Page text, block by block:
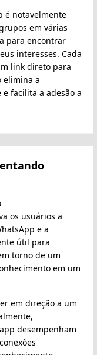
é notavelmente
em várias
para encontrar
interesses. Cada
link direto para
elimina a
facilita a adesão a
os usuários a
e a
útil para
torno de um
em um
em direção a um
desempenham